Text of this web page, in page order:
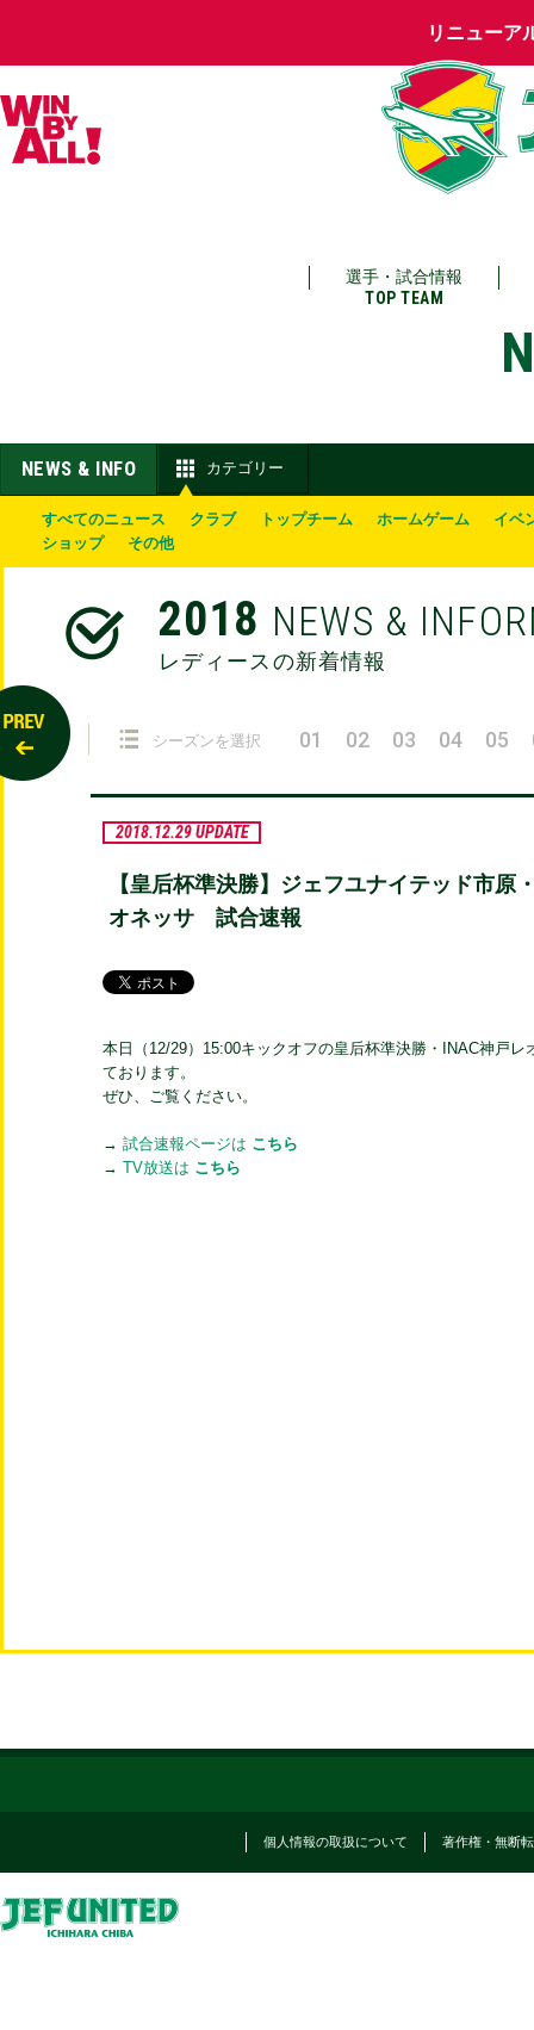
リニューア
選手・試合情報
TOP TEAM
NEWS & INFO カテゴリー
すべてのニュース クラブ トップチーム ホームゲーム
イベ
ショップ
その他
2018 NEWS &
レディースの新着情報
シーズンを選択 01 02 03 04 05
2018.12.29 UPDATE
【皇后杯準決勝】ジェフユナイテッド市
オネッサ 試合速報
本日（12/29）15:00キックオフの皇后杯準決勝・INAC神戸
ております。
ぜひ、ご覧ください。
→ 試合速報ページは こちら
→ TV放送は こちら
個人情報の取扱について 著作権・無断